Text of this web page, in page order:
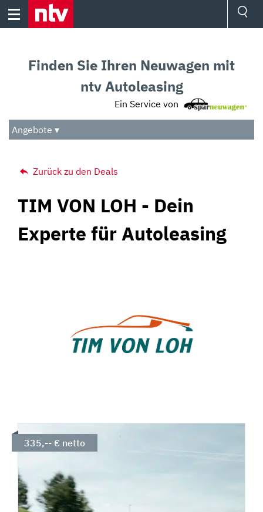
Skip
Audio
Das Beste
Finden Sie Ihren Neuwagen mit
ntv Autoleasing
Ein Service von
Angebote ▾
Zurück zu den Deals
TIM VON LOH - Dein
Experte für Autoleasing
335,-- € netto